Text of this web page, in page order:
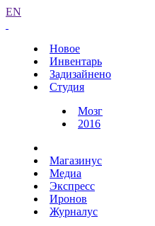
EN
Новое
Инвентарь
Задизайнено
Студия
Мозг
2016
Магазинус
Медиа
Экспресс
Иронов
Журналус